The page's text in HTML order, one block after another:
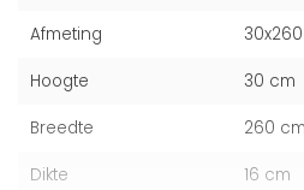
Afmeting
Hoogte 30 cm
Breedte 260 cm
Dikte 16 cm